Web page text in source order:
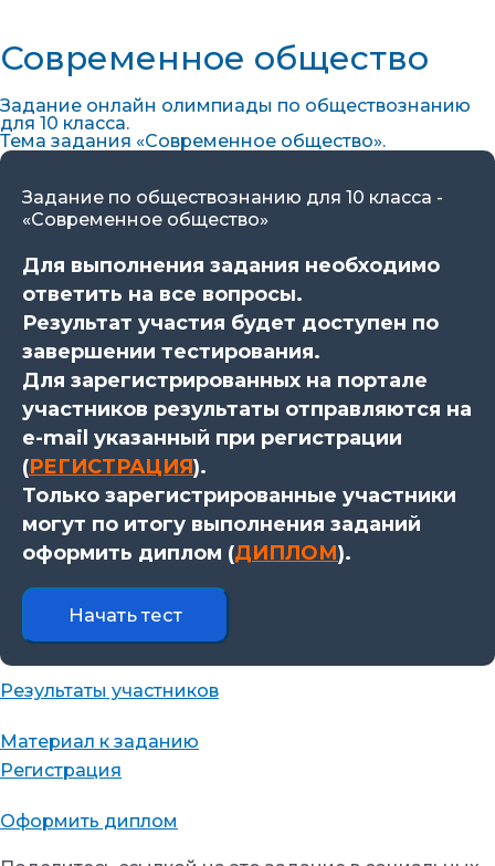
Современное общество
Задание онлайн олимпиады по обществознанию
для 10 класса.
Тема задания «Современное общество».
Задание по обществознанию для 10 класса -
«Современное общество»
Для выполнения задания необходимо
ответить на все вопросы.
Результат участия будет доступен по
завершении тестирования.
Для зарегистрированных на портале
участников результаты отправляются на
e-mail указанный при регистрации
(РЕГИСТРАЦИЯ).
Только зарегистрированные участники
могут по итогу выполнения заданий
оформить диплом (ДИПЛОМ).
Результаты участников
Материал к заданию
Регистрация
Оформить диплом